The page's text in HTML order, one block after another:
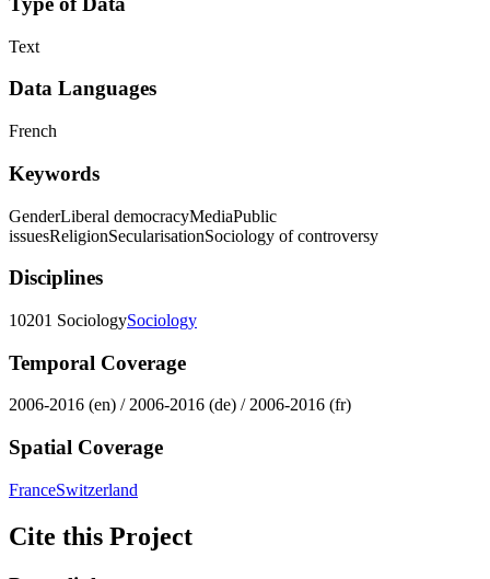
Text
Data Languages
French
Keywords
GenderLiberal democracyMediaPublic
issuesReligionSecularisationSociology of controversy
Disciplines
10201 SociologySociology
Temporal Coverage
2006-2016 (en) / 2006-2016 (de) / 2006-2016 (fr)
Spatial Coverage
FranceSwitzerland
Cite this Project